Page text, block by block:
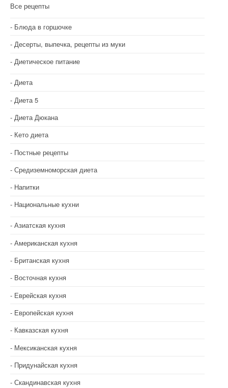
и
я
п
о
з
а
п
и
с
я
м
Все рецепты
Блюда в горшочке
Десерты, выпечка, рецепты из муки
Диетическое питание
Диета
Диета 5
Диета Дюкана
Кето диета
Постные рецепты
Средиземноморская диета
Напитки
Национальные кухни
Азиатская кухня
Американская кухня
Британская кухня
Восточная кухня
Еврейская кухня
Европейская кухня
Кавказская кухня
Мексиканская кухня
Придунайская кухня
Скандинавская кухня